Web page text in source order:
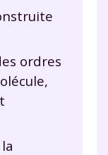
ordres